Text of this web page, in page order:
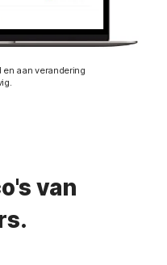
en aan verandering
van